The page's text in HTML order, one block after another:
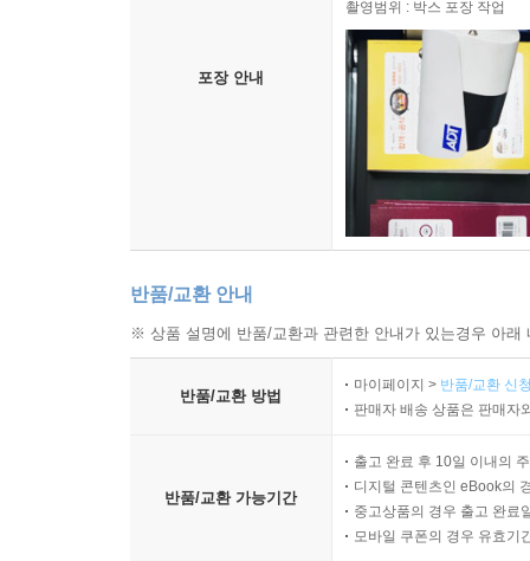
포장 안내
촬영범위 : 박스 포장 작업
반품/교환 안내
※ 상품 설명에 반품/교환과 관련한 안내가 있는경우 아
반품/교환 방법
마이페이지 > 반품/교환 신
판매자 배송 상품은 판매자
반품/교환 가능기간
출고 완료 후 10일 이내의
디지털 콘텐츠인 eBook의
중고상품의 경우 출고 완료
모바일 쿠폰의 경우 유효기